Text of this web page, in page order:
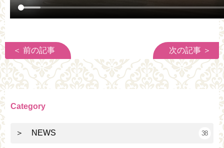
＜ 前の記事 次の記事 ＞
Category
＞ NEWS 38